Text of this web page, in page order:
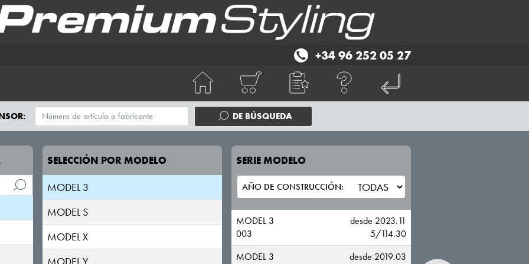
+34 96 252 05 27
DE BÚSQUEDA
SELECCIÓN POR MODELO
MODEL 3
MODEL S
MODEL X
SERIE MODELO
MODEL 3
003
desde 2023.11
5/114.30
MODEL 3
desde 2019.03